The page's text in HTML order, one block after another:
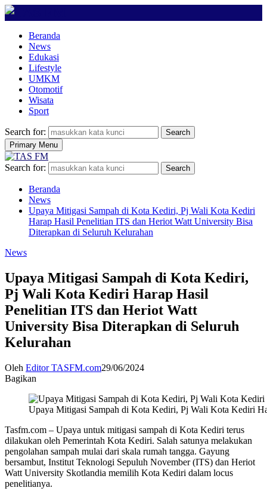
Beranda
News
Edukasi
Lifestyle
UMKM
Otomotif
Wisata
Sport
Search for:
Search
Primary Menu
Search for: Search
Beranda
News
Upaya Mitigasi Sampah di Kota Kediri, Pj Wali Kota Kediri
Harap Hasil Penelitian ITS dan Heriot Watt University Bisa
Diterapkan di Seluruh Kelurahan
News
Upaya Mitigasi Sampah di Kota Kediri,
Pj Wali Kota Kediri Harap Hasil
Penelitian ITS dan Heriot Watt
University Bisa Diterapkan di Seluruh
Kelurahan
Oleh Editor TASFM.com29/06/2024
Bagikan
Upaya Mitigasi Sampah di Kota Kediri, Pj Wali Kota Kediri
Tasfm.com – Upaya untuk mitigasi sampah di Kota Kediri terus
dilakukan oleh Pemerintah Kota Kediri. Salah satunya melakukan
pengolahan sampah mulai dari skala rumah tangga. Gayung
bersambut, Institut Teknologi Sepuluh November (ITS) dan Heriot
Watt University Skotlandia memilih Kota Kediri dalam locus
penelitianya.